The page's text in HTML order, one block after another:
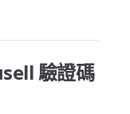
驗證碼